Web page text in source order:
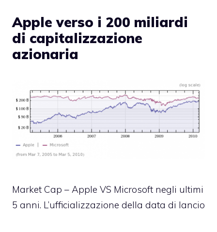
Apple verso i 200 miliardi
di capitalizzazione
azionaria
Market Cap – Apple VS Microsoft negli ultimi
5 anni. L’ufficializzazione della data di lancio